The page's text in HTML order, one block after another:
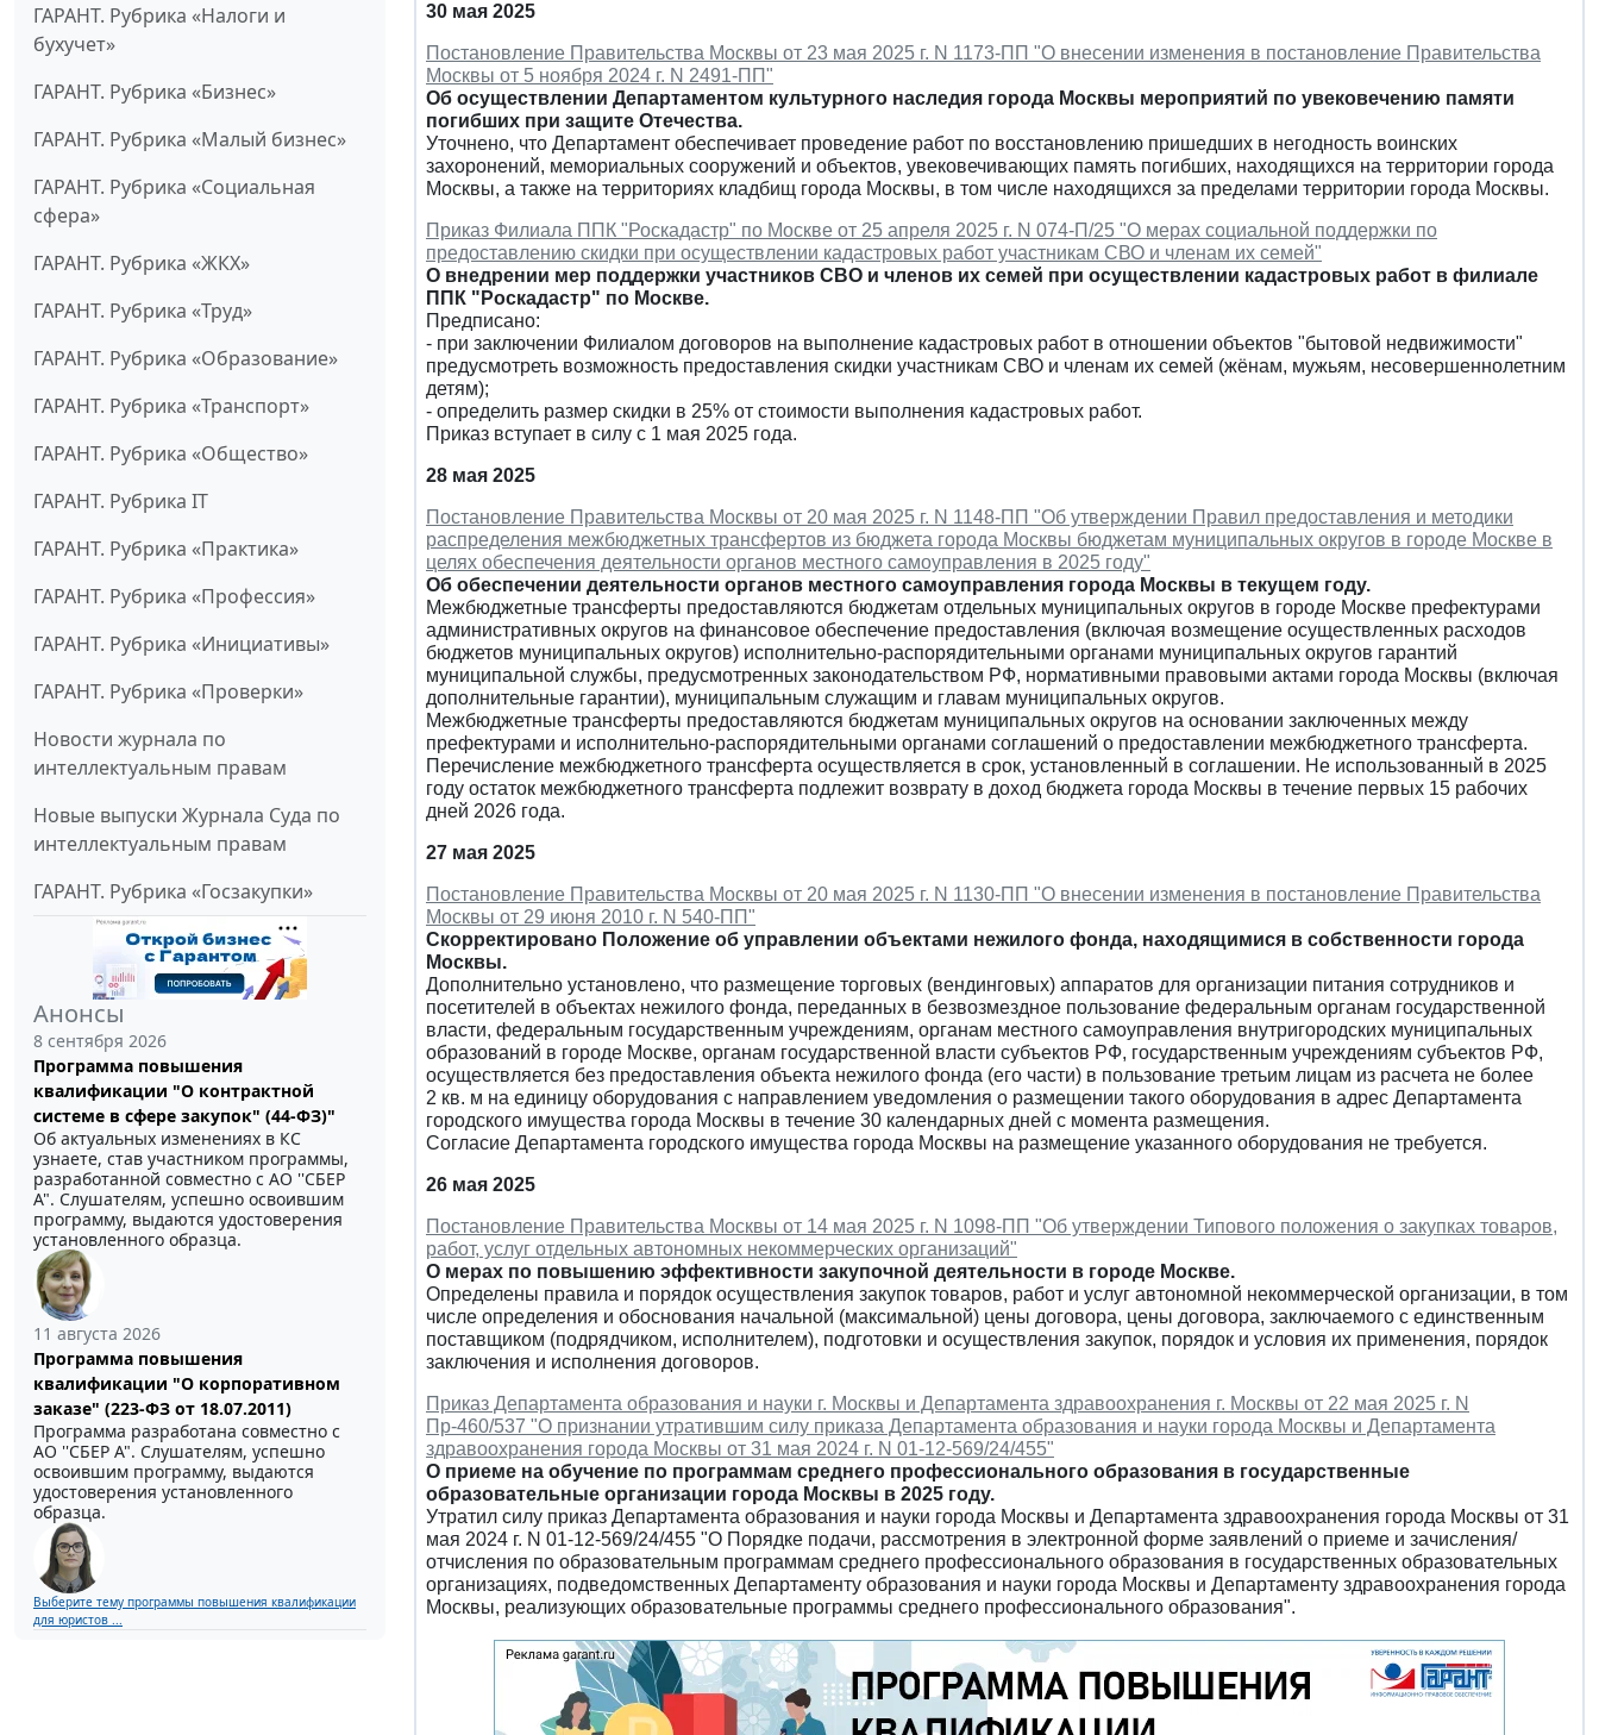
ГАРАНТ. Рубрика «Налоги и
бухучет»
ГАРАНТ. Рубрика «Бизнес»
ГАРАНТ. Рубрика «Малый бизнес»
ГАРАНТ. Рубрика «Социальная
сфера»
ГАРАНТ. Рубрика «ЖКХ»
ГАРАНТ. Рубрика «Труд»
ГАРАНТ. Рубрика «Образование»
ГАРАНТ. Рубрика «Транспорт»
ГАРАНТ. Рубрика «Общество»
ГАРАНТ. Рубрика IT
ГАРАНТ. Рубрика «Практика»
ГАРАНТ. Рубрика «Профессия»
ГАРАНТ. Рубрика «Инициативы»
ГАРАНТ. Рубрика «Проверки»
Новости журнала по
интеллектуальным правам
Новые выпуски Журнала Суда по
интеллектуальным правам
ГАРАНТ. Рубрика «Госзакупки»
Анонсы
8 сентября 2026
Программа повышения
квалификации "О контрактной
системе в сфере закупок" (44-ФЗ)"
Об актуальных изменениях в КС
узнаете, став участником программы,
разработанной совместно с АО ''СБЕР
А". Слушателям, успешно освоившим
программу, выдаются удостоверения
установленного образца.
11 августа 2026
Программа повышения
квалификации "О корпоративном
заказе" (223-ФЗ от 18.07.2011)
Программа разработана совместно с
АО ''СБЕР А". Слушателям, успешно
освоившим программу, выдаются
удостоверения установленного
образца.
Выберите тему программы повышения квалификации
для юристов ...
30 мая 2025
Постановление Правительства Москвы от 23 мая 2025 г. N 1173-ПП "О внесении изменения в постановление Правительства
Москвы от 5 ноября 2024 г. N 2491-ПП"
Об осуществлении Департаментом культурного наследия города Москвы мероприятий по увековечению памяти
погибших при защите Отечества.
Уточнено, что Департамент обеспечивает проведение работ по восстановлению пришедших в негодность воинских
захоронений, мемориальных сооружений и объектов, увековечивающих память погибших, находящихся на территории города
Москвы, а также на территориях кладбищ города Москвы, в том числе находящихся за пределами территории города Москвы.
Приказ Филиала ППК "Роскадастр" по Москве от 25 апреля 2025 г. N 074-П/25 "О мерах социальной поддержки по
предоставлению скидки при осуществлении кадастровых работ участникам СВО и членам их семей"
О внедрении мер поддержки участников СВО и членов их семей при осуществлении кадастровых работ в филиале
ППК "Роскадастр" по Москве.
Предписано:
- при заключении Филиалом договоров на выполнение кадастровых работ в отношении объектов "бытовой недвижимости"
предусмотреть возможность предоставления скидки участникам СВО и членам их семей (жёнам, мужьям, несовершеннолетним
детям);
- определить размер скидки в 25% от стоимости выполнения кадастровых работ.
Приказ вступает в силу с 1 мая 2025 года.
28 мая 2025
Постановление Правительства Москвы от 20 мая 2025 г. N 1148-ПП "Об утверждении Правил предоставления и методики
распределения межбюджетных трансфертов из бюджета города Москвы бюджетам муниципальных округов в городе Москве в
целях обеспечения деятельности органов местного самоуправления в 2025 году"
Об обеспечении деятельности органов местного самоуправления города Москвы в текущем году.
Межбюджетные трансферты предоставляются бюджетам отдельных муниципальных округов в городе Москве префектурами
административных округов на финансовое обеспечение предоставления (включая возмещение осуществленных расходов
бюджетов муниципальных округов) исполнительно-распорядительными органами муниципальных округов гарантий
муниципальной службы, предусмотренных законодательством РФ, нормативными правовыми актами города Москвы (включая
дополнительные гарантии), муниципальным служащим и главам муниципальных округов.
Межбюджетные трансферты предоставляются бюджетам муниципальных округов на основании заключенных между
префектурами и исполнительно-распорядительными органами соглашений о предоставлении межбюджетного трансферта.
Перечисление межбюджетного трансферта осуществляется в срок, установленный в соглашении. Не использованный в 2025
году остаток межбюджетного трансферта подлежит возврату в доход бюджета города Москвы в течение первых 15 рабочих
дней 2026 года.
27 мая 2025
Постановление Правительства Москвы от 20 мая 2025 г. N 1130-ПП "О внесении изменения в постановление Правительства
Москвы от 29 июня 2010 г. N 540-ПП"
Скорректировано Положение об управлении объектами нежилого фонда, находящимися в собственности города
Москвы.
Дополнительно установлено, что размещение торговых (вендинговых) аппаратов для организации питания сотрудников и
посетителей в объектах нежилого фонда, переданных в безвозмездное пользование федеральным органам государственной
власти, федеральным государственным учреждениям, органам местного самоуправления внутригородских муниципальных
образований в городе Москве, органам государственной власти субъектов РФ, государственным учреждениям субъектов РФ,
осуществляется без предоставления объекта нежилого фонда (его части) в пользование третьим лицам из расчета не более
2 кв. м на единицу оборудования с направлением уведомления о размещении такого оборудования в адрес Департамента
городского имущества города Москвы в течение 30 календарных дней с момента размещения.
Согласие Департамента городского имущества города Москвы на размещение указанного оборудования не требуется.
26 мая 2025
Постановление Правительства Москвы от 14 мая 2025 г. N 1098-ПП "Об утверждении Типового положения о закупках товаров,
работ, услуг отдельных автономных некоммерческих организаций"
О мерах по повышению эффективности закупочной деятельности в городе Москве.
Определены правила и порядок осуществления закупок товаров, работ и услуг автономной некоммерческой организации, в том
числе определения и обоснования начальной (максимальной) цены договора, цены договора, заключаемого с единственным
поставщиком (подрядчиком, исполнителем), подготовки и осуществления закупок, порядок и условия их применения, порядок
заключения и исполнения договоров.
Приказ Департамента образования и науки г. Москвы и Департамента здравоохранения г. Москвы от 22 мая 2025 г. N
Пр-460/537 "О признании утратившим силу приказа Департамента образования и науки города Москвы и Департамента
здравоохранения города Москвы от 31 мая 2024 г. N 01-12-569/24/455"
О приеме на обучение по программам среднего профессионального образования в государственные
образовательные организации города Москвы в 2025 году.
Утратил силу приказ Департамента образования и науки города Москвы и Департамента здравоохранения города Москвы от 31
мая 2024 г. N 01-12-569/24/455 "О Порядке подачи, рассмотрения в электронной форме заявлений о приеме и зачисления/
отчисления по образовательным программам среднего профессионального образования в государственных образовательных
организациях, подведомственных Департаменту образования и науки города Москвы и Департаменту здравоохранения города
Москвы, реализующих образовательные программы среднего профессионального образования".